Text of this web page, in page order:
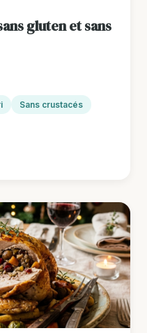
gluten et sans
Sans crustacés